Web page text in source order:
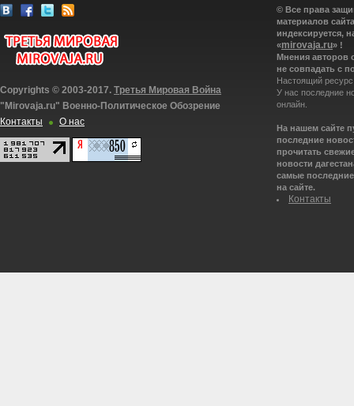
Copyrights © 2003-2017. Третья Мировая Война
"Mirovaja.ru" Военно-Политическое Обозрение
Контакты
О нас
© Все права
материалов
индексируется,
«mirovaja.ru» !
Мнения авторов
не совпадать с
Настоящий
У нас последние
онлайн.
На нашем сайте
последние
прочитать
новости
самые
на сайте.
Контакты